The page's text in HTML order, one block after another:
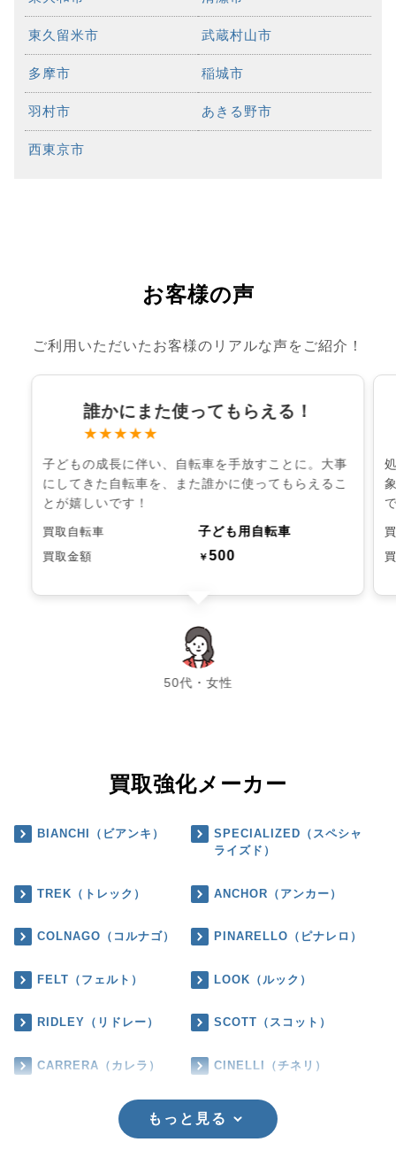
東久留米市 武蔵村山市
多摩市 稲城市
羽村市 あきる野市
西東京市
お客様の声
ご利用いただいたお客様のリアルな声をご紹介！
誰かにまた使ってもらえる！
★★★★★
子どもの成長に伴い、自転車を手放すことに。大事
にしてきた自転車を、また誰かに使ってもらえるこ
とが嬉しいです！
買取自転車 子ども用自転車
買取金額 ￥500
50代・女性
chevron_left chevron_right
買取強化メーカー
BIANCHI（ビアンキ）
SPECIALIZED（スペシャ
ライズド）
TREK（トレック） ANCHOR（アンカー）
COLNAGO（コルナゴ） PINARELLO（ピナレロ）
FELT（フェルト） LOOK（ルック）
RIDLEY（リドレー） SCOTT（スコット）
CARRERA（カレラ） CINELLI（チネリ）
もっと見る